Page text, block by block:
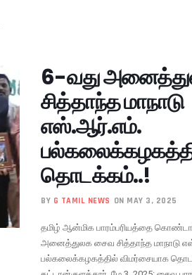
6-வது
சித்தாந்த மாநாடு
எஸ்.ஆர்.எம்.
தொடக்கம்..!
BY G TAMIL NEWS ON MAY 3, 2025
தமிழ் ஆன்மிக பாரம்பரியத்தை
அனைத்துலக சைவ சித்தாந்த மாநாடு
பல்கலைக்கழகத்தில் விமர்சையாக